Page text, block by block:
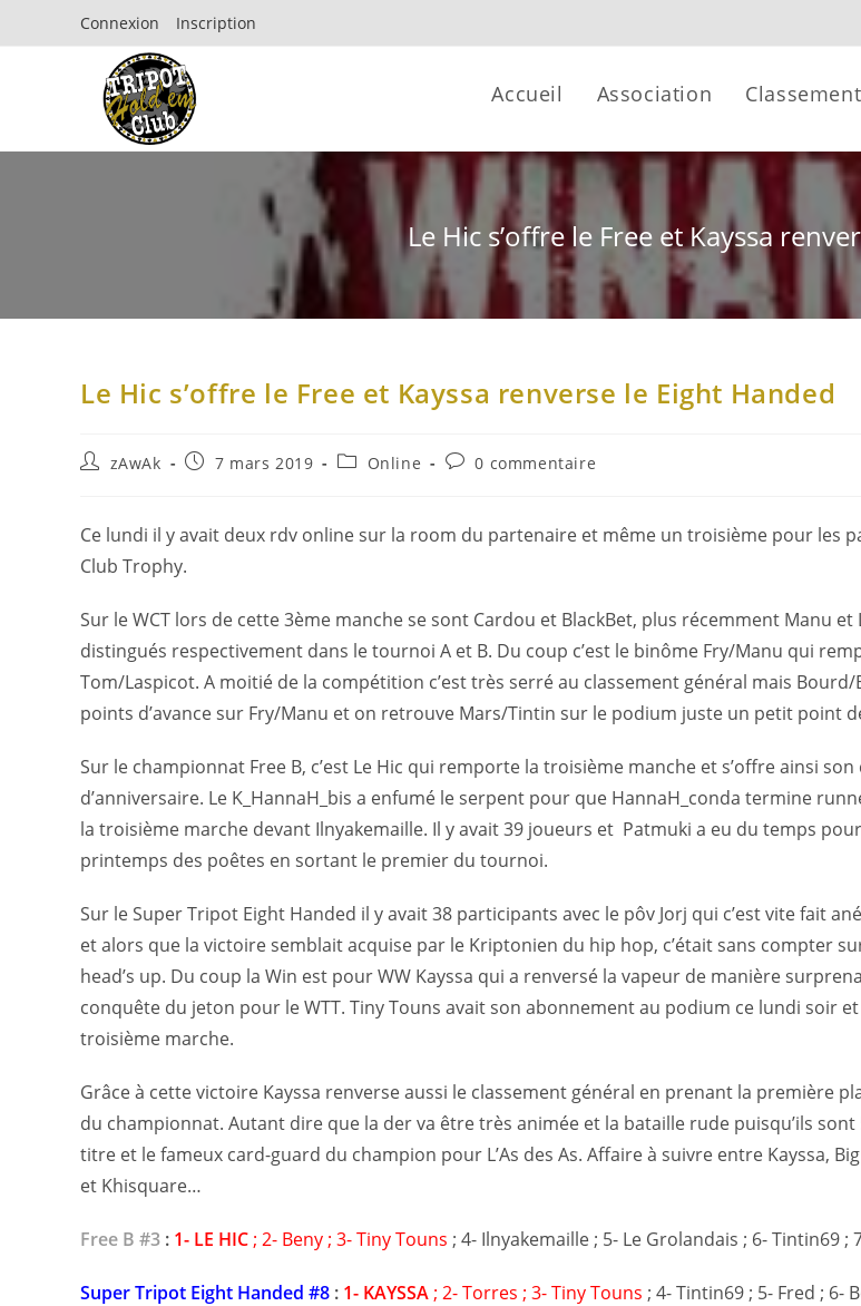
Connexion Inscription
Accueil Association
Le Hic s’offre le Free et Kayssa
Le Hic s’offre le Free et Kayssa renverse le Eight Handed
zAwAk 7 mars 2019 Online 0 commentaire
Ce lundi il y avait deux rdv online sur la room du partenaire et même un troisième pour les
Club Trophy.
Sur le WCT lors de cette 3ème manche se sont Cardou et BlackBet, plus récemment Manu
distingués respectivement dans le tournoi A et B. Du coup c’est le binôme Fry/Manu qui
Tom/Laspicot. A moitié de la compétition c’est très serré au classement général mais
points d’avance sur Fry/Manu et on retrouve Mars/Tintin sur le podium juste un petit point
Sur le championnat Free B, c’est Le Hic qui remporte la troisième manche et s’offre ainsi
d’anniversaire. Le K_HannaH_bis a enfumé le serpent pour que HannaH_conda termine
la troisième marche devant Ilnyakemaille. Il y avait 39 joueurs et Patmuki a eu du temps
printemps des poêtes en sortant le premier du tournoi.
Sur le Super Tripot Eight Handed il y avait 38 participants avec le pôv Jorj qui c’est vite fait
et alors que la victoire semblait acquise par le Kriptonien du hip hop, c’était sans compter
head’s up. Du coup la Win est pour WW Kayssa qui a renversé la vapeur de manière
conquête du jeton pour le WTT. Tiny Touns avait son abonnement au podium ce lundi soir
troisième marche.
Grâce à cette victoire Kayssa renverse aussi le classement général en prenant la première
du championnat. Autant dire que la der va être très animée et la bataille rude puisqu’ils
titre et le fameux card-guard du champion pour L’As des As. Affaire à suivre entre Kayssa,
et Khisquare…
Free B #3 : 1- LE HIC ; 2- Beny ; 3- Tiny Touns ; 4- Ilnyakemaille ; 5- Le Grolandais ; 6- Tintin69 ;
Super Tripot Eight Handed #8 : 1- KAYSSA ; 2- Torres ; 3- Tiny Touns ; 4- Tintin69 ; 5- Fred ; 6-